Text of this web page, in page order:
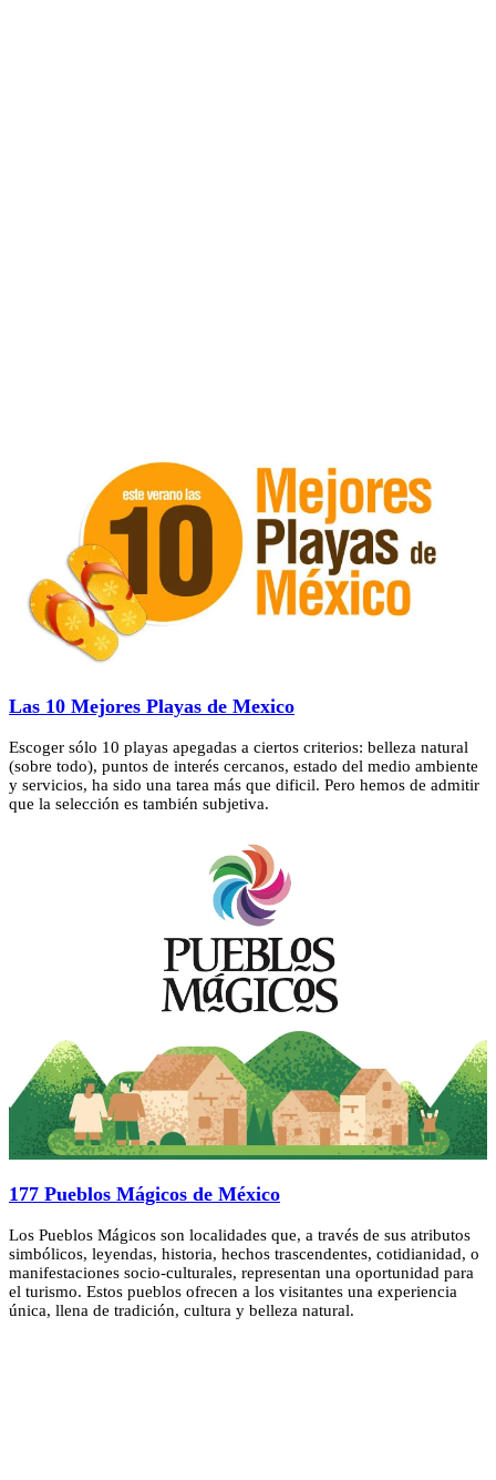
Las 10 Mejores Playas de Mexico
Escoger sólo 10 playas apegadas a ciertos criterios: belleza natural
(sobre todo), puntos de interés cercanos, estado del medio ambiente
y servicios, ha sido una tarea más que dificil. Pero hemos de admitir
que la selección es también subjetiva.
177 Pueblos Mágicos de México
Los Pueblos Mágicos son localidades que, a través de sus atributos
simbólicos, leyendas, historia, hechos trascendentes, cotidianidad, o
manifestaciones socio-culturales, representan una oportunidad para
el turismo. Estos pueblos ofrecen a los visitantes una experiencia
única, llena de tradición, cultura y belleza natural.